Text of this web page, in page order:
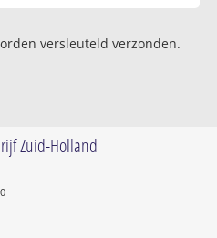
versleuteld verzonden.
Zuid-Holland